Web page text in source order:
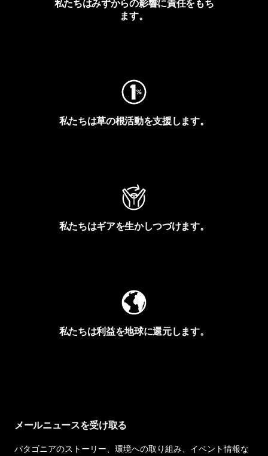
私たちはみずからの影響に責任をもち
ます。
私たちは草の根活動を支援します。
私たちはギアを生かしつづけます。
私たちは利益を地球に還元します。
メールニュースを受け取る
パタゴニアのストーリー、環境への取り組み、イベント情報な